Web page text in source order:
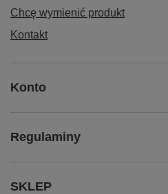
Chcę wymienić produkt
Kontakt
Konto
Regulaminy
SKLEP